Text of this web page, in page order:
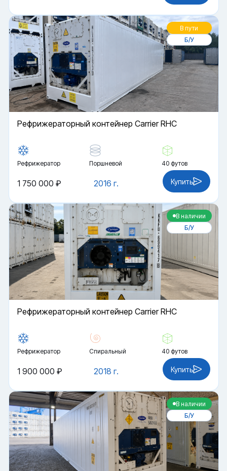
В пути
Б/У
Рефрижераторный контейнер Carrier RHC
Рефрижератор Поршневой 40 футов
2016 г.
1 750 000 ₽ Купить
В наличии
Б/У
Рефрижераторный контейнер Carrier RHC
Рефрижератор Спиральный 40 футов
2018 г.
1 900 000 ₽ Купить
В наличии
Б/У